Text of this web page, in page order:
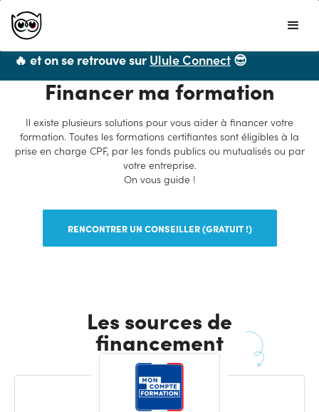
Ulule ne propose plus de formations CPF mais
vous recommande chaleureusement
🔥 et on se retrouve surUlule Connect 😎
Financer ma formation
Il existe plusieurs solutions pour vous aider à financer votre
formation. Toutes les formations certifiantes sont éligibles à la
prise en charge CPF, par les fonds publics ou mutualisés ou par
votre entreprise.
On vous guide !
RENCONTRER UN CONSEILLER (GRATUIT !)
Les sources de
financement